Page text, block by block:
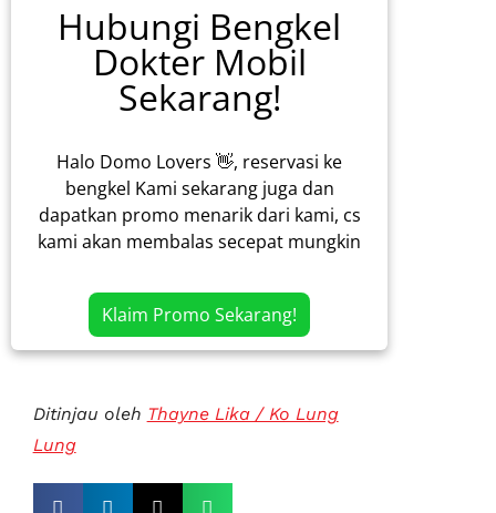
Hubungi Bengkel
Dokter Mobil
Sekarang!
Halo Domo Lovers 👋, reservasi ke
bengkel Kami sekarang juga dan
dapatkan promo menarik dari kami, cs
kami akan membalas secepat mungkin
Klaim Promo Sekarang!
Ditinjau oleh Thayne Lika / Ko Lung
Lung